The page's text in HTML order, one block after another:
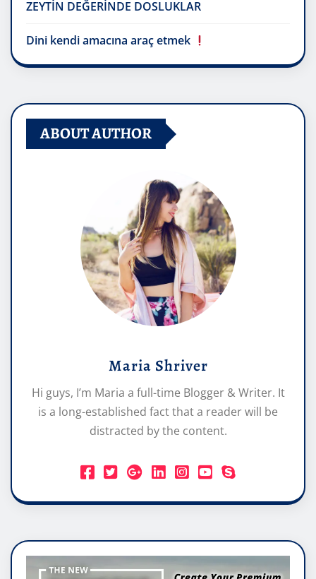
ZEYTİN DEĞERİNDE DOSLUKLAR
Dini kendi amacına araç etmek
ABOUT AUTHOR
Maria Shriver
Hi guys, I’m Maria a full-time Blogger & Writer. It
is a long-established fact that a reader will be
distracted by the content.